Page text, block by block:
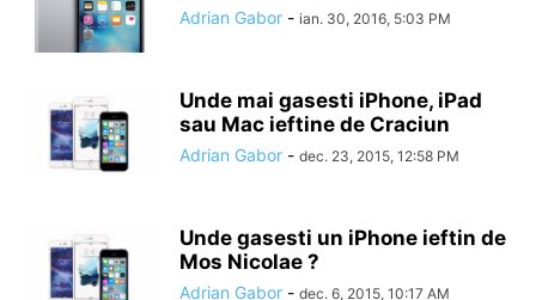
Adrian Gabor - ian. 30, 2016, 5:03 PM
Unde mai gasesti iPhone, iPad
sau Mac ieftine de Craciun
Adrian Gabor - dec. 23, 2015, 12:58 PM
Unde gasesti un iPhone ieftin de
Mos Nicolae ?
Adrian Gabor - dec. 6, 2015, 10:17 AM